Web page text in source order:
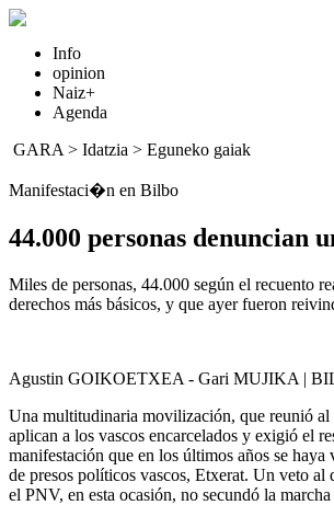
Info
opinion
Naiz+
Agenda
GARA > Idatzia > Eguneko gaiak
Manifestaci�n en Bilbo
44.000 personas denuncian
Miles de personas, 44.000 según el recuento
derechos más básicos, y que ayer fueron
Agustin GOIKOETXEA - Gari MUJIKA |
Una multitudinaria movilización, que reunió al
aplican a los vascos encarcelados y exigió el
manifestación que en los últimos años se
de presos políticos vascos, Etxerat. Un veto
el PNV, en esta ocasión, no secundó la